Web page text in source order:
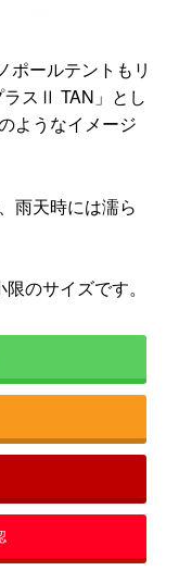
ポールテントもリ
ラスⅡ TAN」とし
ようなイメージ
雨天時には濡ら
のサイズです。